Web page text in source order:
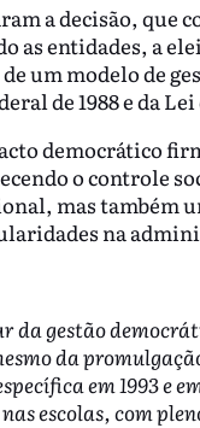
a decisão, que
as entidades, a
um modelo de
de 1988 e da
democrático
o controle
mas também
na
da gestão
da
em 1993 e
escolas, com